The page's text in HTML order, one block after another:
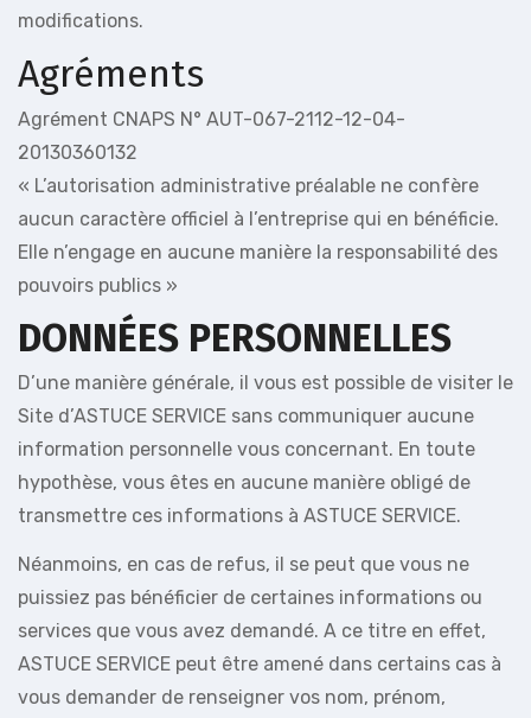
modifications.
Agréments
Agrément CNAPS N° AUT-067-2112-12-04-
20130360132
« L’autorisation administrative préalable ne confère
aucun caractère officiel à l’entreprise qui en bénéficie.
Elle n’engage en aucune manière la responsabilité des
pouvoirs publics »
DONNÉES PERSONNELLES
D’une manière générale, il vous est possible de visiter le
Site d’ASTUCE SERVICE sans communiquer aucune
information personnelle vous concernant. En toute
hypothèse, vous êtes en aucune manière obligé de
transmettre ces informations à ASTUCE SERVICE.
Néanmoins, en cas de refus, il se peut que vous ne
puissiez pas bénéficier de certaines informations ou
services que vous avez demandé. A ce titre en effet,
ASTUCE SERVICE peut être amené dans certains cas à
vous demander de renseigner vos nom, prénom,